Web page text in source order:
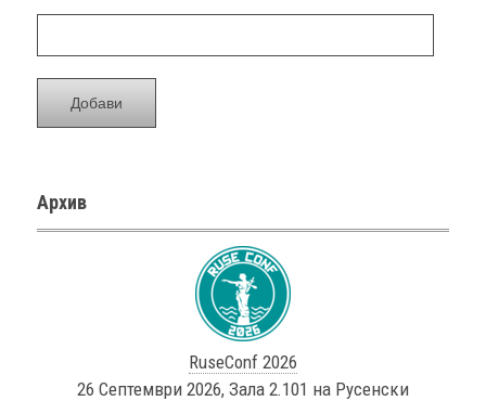
Архив
RuseConf 2026
26 Септември 2026, Зала 2.101 на Русенски